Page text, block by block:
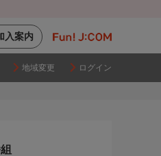
入案内
地域変更 ログイン